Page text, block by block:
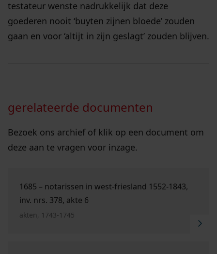
testateur wenste nadrukkelijk dat deze
goederen nooit ‘buyten zijnen bloede’ zouden
gaan en voor ‘altijt in zijn geslagt’ zouden blijven.
gerelateerde documenten
Bezoek ons archief of klik op een document om
deze aan te vragen voor inzage.
1685 – notarissen in west-friesland 1552-1843,
inv. nrs. 378, akte 6
akten, 1743-1745